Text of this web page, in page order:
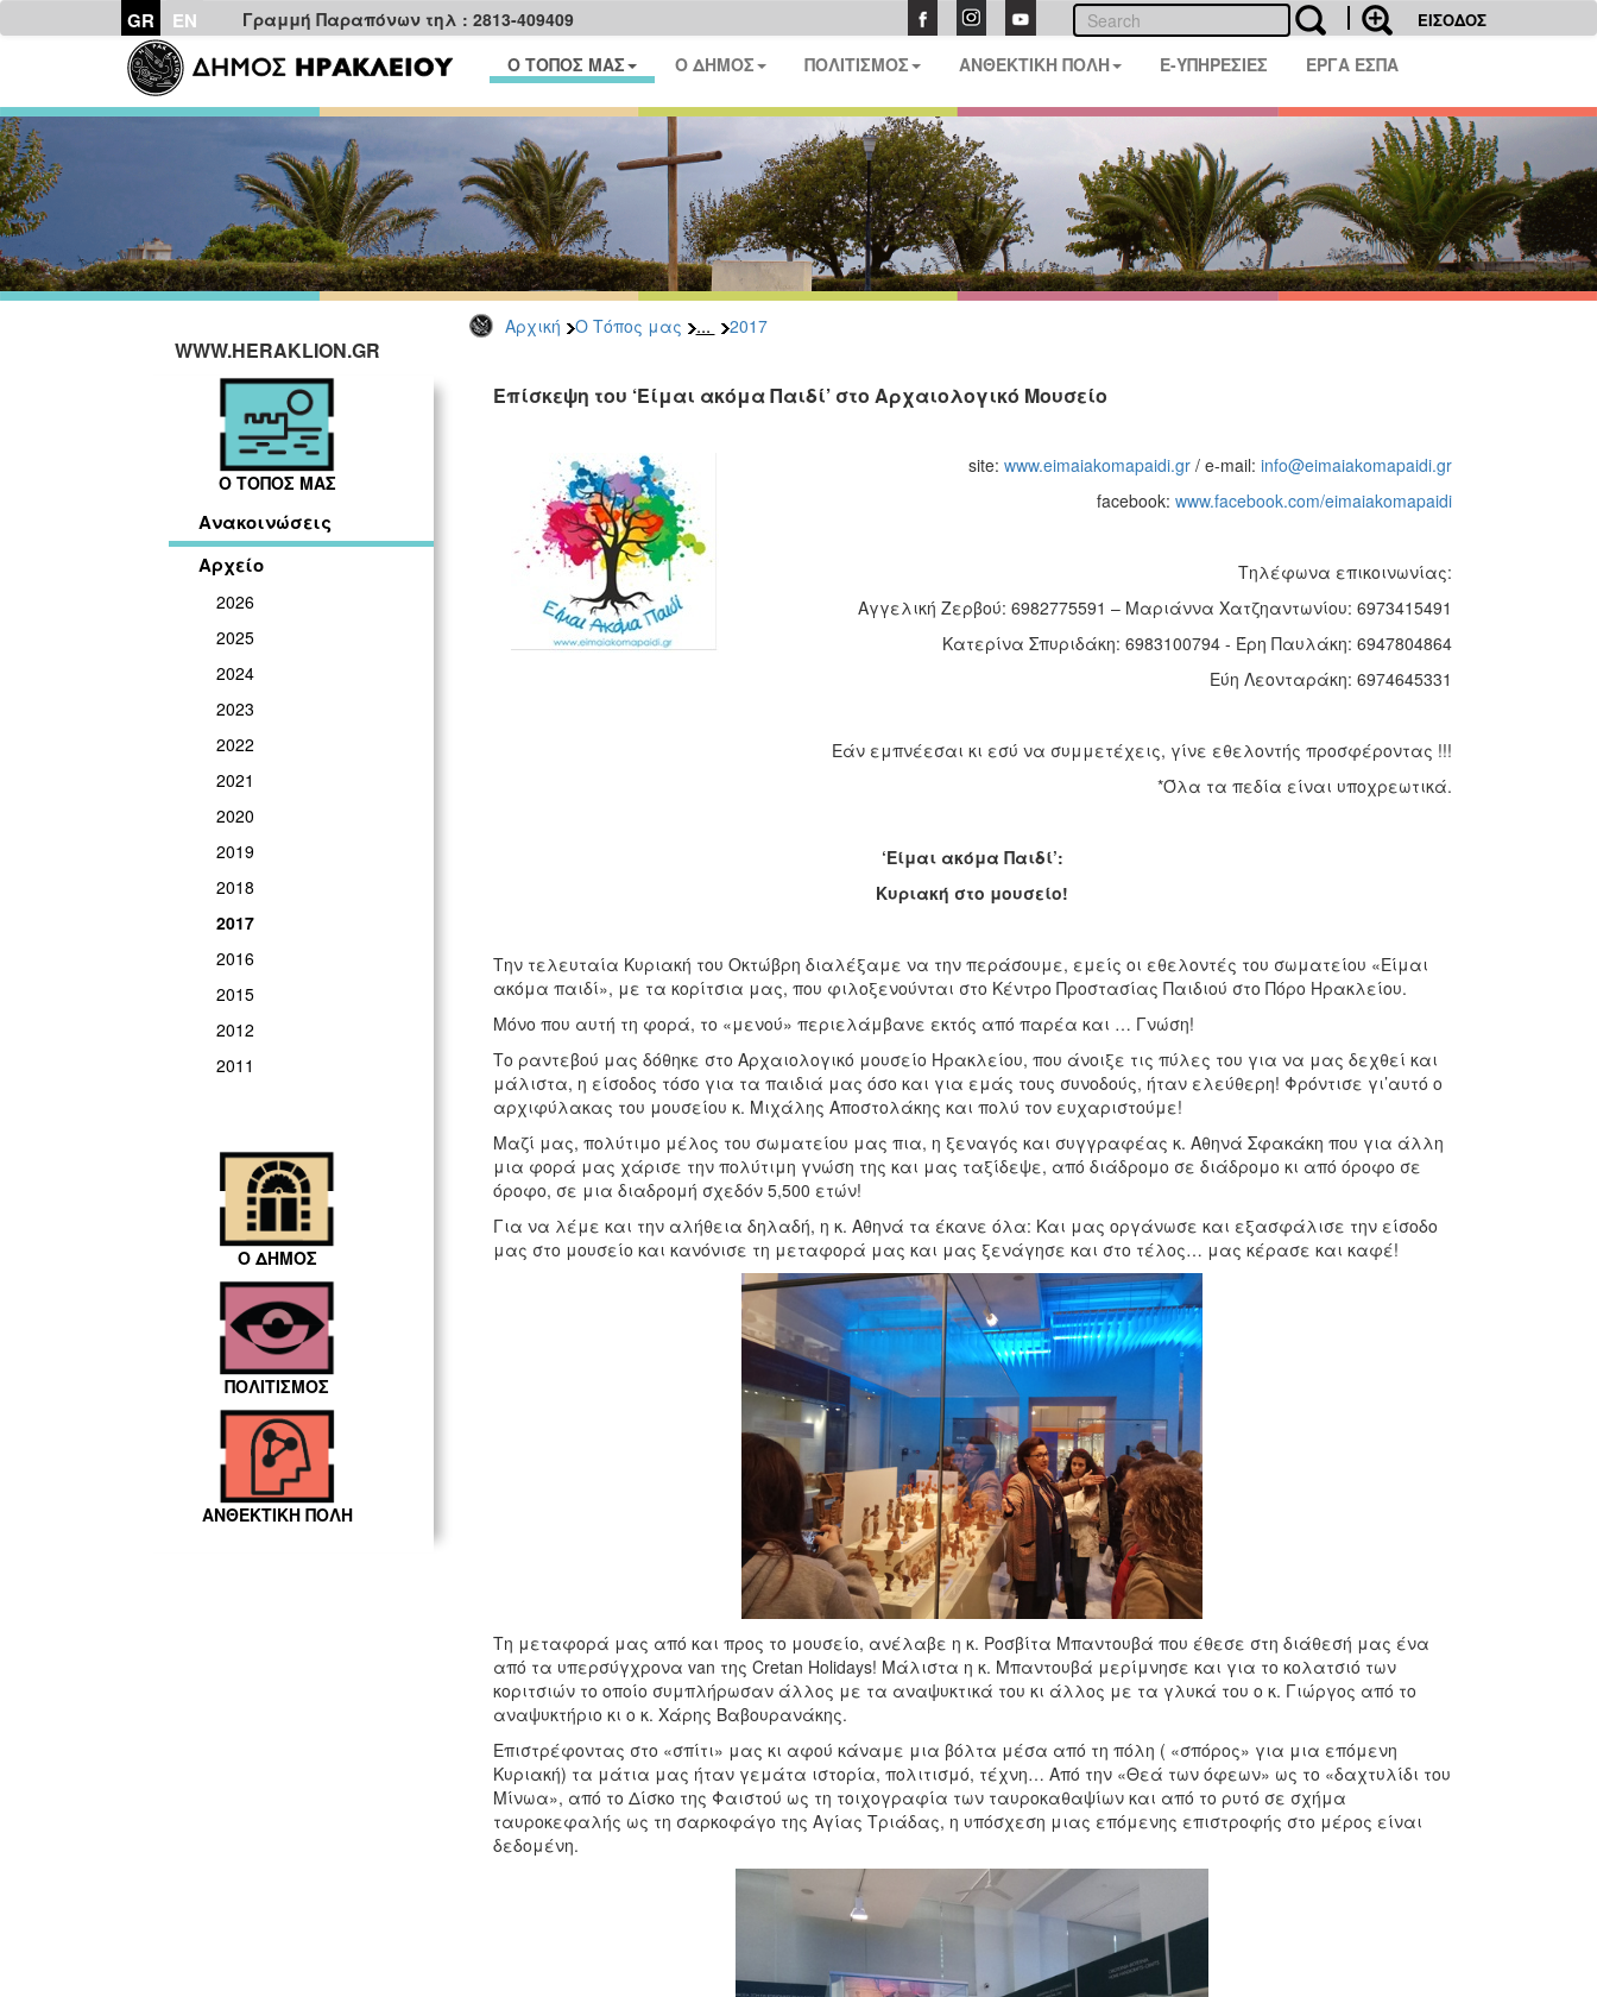
GR EN Γραμμή Παραπόνων τηλ : 2813-409409 ΕΙΣΟΔΟΣ
Ο ΤΟΠΟΣ ΜΑΣ Ο ΔΗΜΟΣ ΠΟΛΙΤΙΣΜΟΣ ΑΝΘΕΚΤΙΚΗ ΠΟΛΗ E-ΥΠΗΡΕΣΙΕΣ ΕΡΓΑ ΕΣΠΑ
Αρχική Ο Τόπος μας ... 2017
WWW.HERAKLION.GR
Ο ΤΟΠΟΣ ΜΑΣ
Ανακοινώσεις
Αρχείο
2026
2025
2024
2023
2022
2021
2020
2019
2018
2017
2016
2015
2012
2011
Ο ΔΗΜΟΣ
ΠΟΛΙΤΙΣΜΟΣ
ΑΝΘΕΚΤΙΚΗ ΠΟΛΗ
Επίσκεψη του ‘Είμαι ακόμα Παιδί’ στο Αρχαιολογικό Μουσείο
site: www.eimaiakomapaidi.gr / e-mail: info@eimaiakomapaidi.gr
facebook: www.facebook.com/eimaiakomapaidi
Τηλέφωνα επικοινωνίας:
Αγγελική Ζερβού: 6982775591 – Μαριάννα Χατζηαντωνίου: 6973415491
Κατερίνα Σπυριδάκη: 6983100794 - Έρη Παυλάκη: 6947804864
Εύη Λεονταράκη: 6974645331
Εάν εμπνέεσαι κι εσύ να συμμετέχεις, γίνε εθελοντής προσφέροντας !!!
*Όλα τα πεδία είναι υποχρεωτικά.
‘Είμαι ακόμα Παιδί’:
Κυριακή στο μουσείο!
Την τελευταία Κυριακή του Οκτώβρη διαλέξαμε να την περάσουμε, εμείς οι εθελοντές του σωματείου «Είμαι
ακόμα παιδί», με τα κορίτσια μας, που φιλοξενούνται στο Κέντρο Προστασίας Παιδιού στο Πόρο Ηρακλείου.
Μόνο που αυτή τη φορά, το «μενού» περιελάμβανε εκτός από παρέα και … Γνώση!
Το ραντεβού μας δόθηκε στο Αρχαιολογικό μουσείο Ηρακλείου, που άνοιξε τις πύλες του για να μας δεχθεί και
μάλιστα, η είσοδος τόσο για τα παιδιά μας όσο και για εμάς τους συνοδούς, ήταν ελεύθερη! Φρόντισε γι’αυτό ο
αρχιφύλακας του μουσείου κ. Μιχάλης Αποστολάκης και πολύ τον ευχαριστούμε!
Μαζί μας, πολύτιμο μέλος του σωματείου μας πια, η ξεναγός και συγγραφέας κ. Αθηνά Σφακάκη που για άλλη
μια φορά μας χάρισε την πολύτιμη γνώση της και μας ταξίδεψε, από διάδρομο σε διάδρομο κι από όροφο σε
όροφο, σε μια διαδρομή σχεδόν 5,500 ετών!
Για να λέμε και την αλήθεια δηλαδή, η κ. Αθηνά τα έκανε όλα: Και μας οργάνωσε και εξασφάλισε την είσοδο
μας στο μουσείο και κανόνισε τη μεταφορά μας και μας ξενάγησε και στο τέλος… μας κέρασε και καφέ!
Τη μεταφορά μας από και προς το μουσείο, ανέλαβε η κ. Ροσβίτα Μπαντουβά που έθεσε στη διάθεσή μας ένα
από τα υπερσύγχρονα van της Cretan Holidays! Μάλιστα η κ. Μπαντουβά μερίμνησε και για το κολατσιό των
κοριτσιών το οποίο συμπλήρωσαν άλλος με τα αναψυκτικά του κι άλλος με τα γλυκά του ο κ. Γιώργος από το
αναψυκτήριο κι ο κ. Χάρης Βαβουρανάκης.
Επιστρέφοντας στο «σπίτι» μας κι αφού κάναμε μια βόλτα μέσα από τη πόλη ( «σπόρος» για μια επόμενη
Κυριακή) τα μάτια μας ήταν γεμάτα ιστορία, πολιτισμό, τέχνη… Από την «Θεά των όφεων» ως το «δαχτυλίδι του
Μίνωα», από το Δίσκο της Φαιστού ως τη τοιχογραφία των ταυροκαθαψίων και από το ρυτό σε σχήμα
ταυροκεφαλής ως τη σαρκοφάγο της Αγίας Τριάδας, η υπόσχεση μιας επόμενης επιστροφής στο μέρος είναι
δεδομένη.